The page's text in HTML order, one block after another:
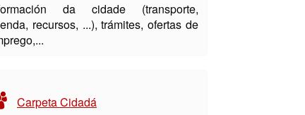
da cidade (transporte,
recursos, ...), trámites, ofertas de
Carpeta Cidadá